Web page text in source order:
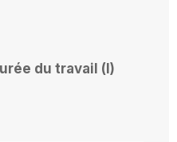
du travail (I)